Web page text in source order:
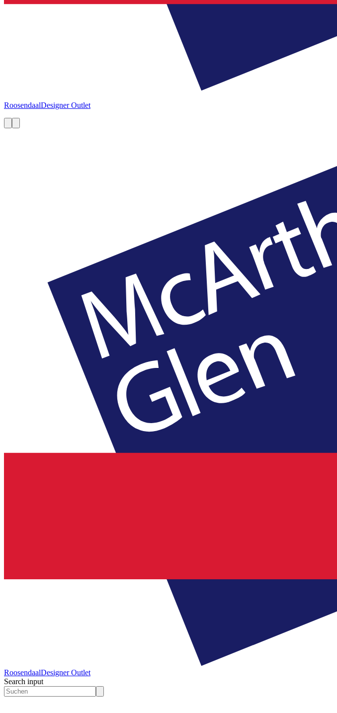
RoosendaalDesigner Outlet
RoosendaalDesigner Outlet
Search input